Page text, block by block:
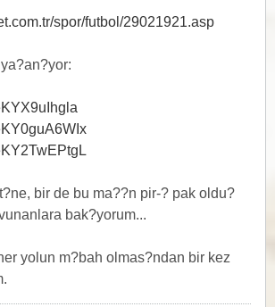
spor/futbol/29021921.asp
bir de bu ma??n pir-? pak oldu?
bak?yorum...
yolun m?bah olmas?ndan bir kez